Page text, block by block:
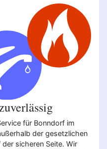
für Bonndorf im
der gesetzlichen
sicheren Seite. Wir